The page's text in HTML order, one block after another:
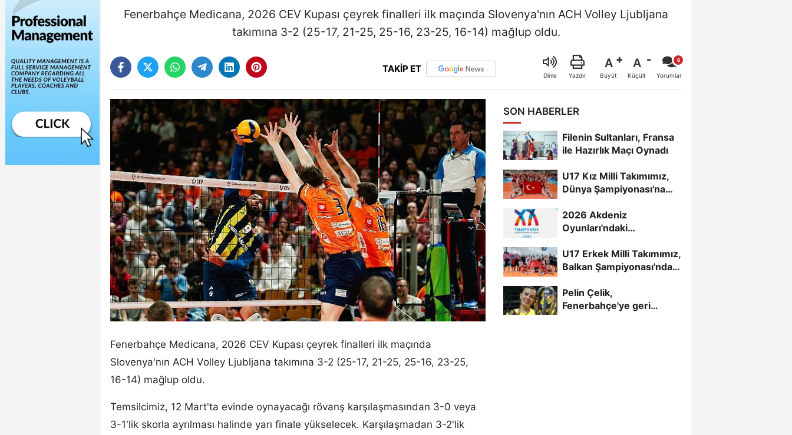
Fenerbahçe Medicana, 2026 CEV Kupası çeyrek finalleri ilk maçında Slovenya'nın ACH Volley Ljubljana
takımına 3-2 (25-17, 21-25, 25-16, 23-25, 16-14) mağlup oldu.
TAKİP ET
Dinle Yazdır
A
Büyüt
A
Küçült Yorumlar
Fenerbahçe Medicana, 2026 CEV Kupası çeyrek finalleri ilk maçında
Slovenya'nın ACH Volley Ljubljana takımına 3-2 (25-17, 21-25, 25-16, 23-25,
16-14) mağlup oldu.
Temsilcimiz, 12 Mart'ta evinde oynayacağı rövanş karşılaşmasından 3-0 veya
3-1'lik skorla ayrılması halinde yarı finale yükselecek. Karşılaşmadan 3-2'lik
SON HABERLER
Filenin Sultanları, Fransa
ile Hazırlık Maçı Oynadı
U17 Kız Milli Takımımız,
Dünya Şampiyonası'na
2026 Akdeniz
Oyunları'ndaki
U17 Erkek Milli Takımımız,
Balkan Şampiyonası'nda
Pelin Çelik,
Fenerbahçe'ye geri